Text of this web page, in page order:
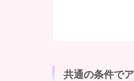
共通の条件で